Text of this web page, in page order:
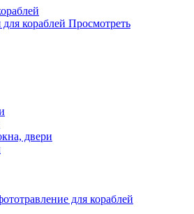
кораблей Просмотреть
двери
для кораблей